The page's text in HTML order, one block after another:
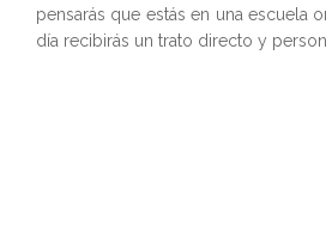
pensarás que estás en una escuela
día recibirás un trato directo y